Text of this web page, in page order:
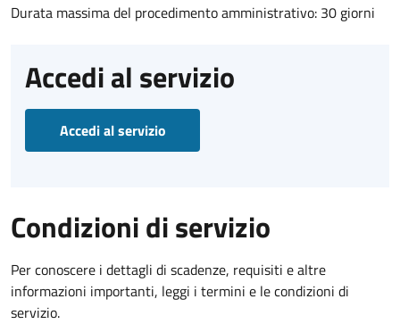
Durata massima del procedimento amministrativo: 30 giorni
Accedi al servizio
Accedi al servizio
Condizioni di servizio
Per conoscere i dettagli di scadenze, requisiti e altre
informazioni importanti, leggi i termini e le condizioni di
servizio.